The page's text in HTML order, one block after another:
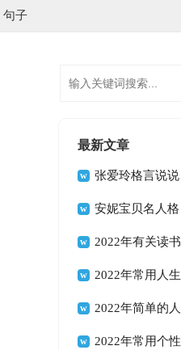
句子
最新文章
张爱玲格言说说
汇总100句精选
安妮宝贝名人格
言说说（通用90
句）
2022年有关读书
的格言合集84句
2022年常用人生
格言警句锦集40句
2022年简单的人
生励志座右铭锦集
2022年常用个性